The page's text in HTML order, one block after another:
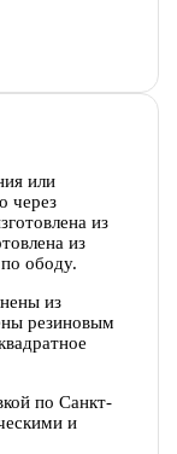
или
через
из
из
ободу.
из
резиновым
по Санкт-
и